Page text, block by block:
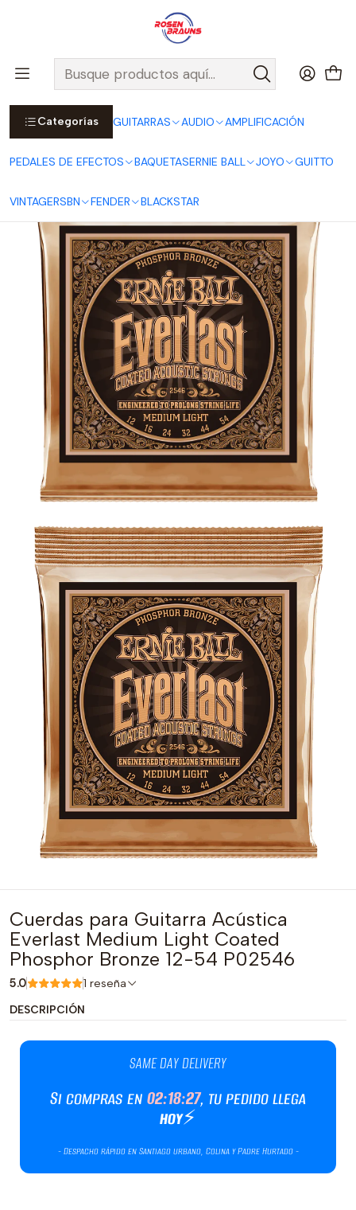
Categorías GUITARRAS AUDIO AMPLIFICACIÓN
PEDALES DE EFECTOS BAQUETASERNIE BALL JOYO GUITTO
VINTAGERSBN FENDER BLACKSTAR
Por compras sobre $25.000 en Santiago urbano, Colina o
Padre Hurtado, incluimos el despacho!
Ver Detalles
Inicio ERNIE BALL
CUERDAS ERNIE BALL
Cuerdas Acústicas ERNIE BALL
EVERLAST Series
Phosphor Bronze 12-54 P02546
Cuerdas para Guitarra Acústica
Everlast Medium Light Coated
Phosphor Bronze 12-54 P02546
5.0 1 reseña
DESCRIPCIÓN